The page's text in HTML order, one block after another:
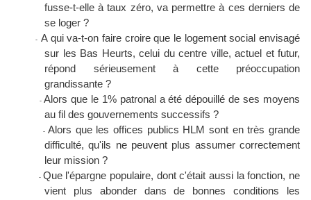
fusse-t-elle à taux zéro, va permettre à ces derniers de
se loger ?
- A qui va-t-on faire croire que le logement social envisagé
sur les Bas Heurts, celui du centre ville, actuel et futur,
répond sérieusement à cette préoccupation
grandissante ?
-Alors que le 1% patronal a été dépouillé de ses moyens
au fil des gouvernements successifs ?
- Alors que les offices publics HLM sont en très grande
difficulté, qu'ils ne peuvent plus assumer correctement
leur mission ?
- Que l'épargne populaire, dont c'était aussi la fonction, ne
vient plus abonder dans de bonnes conditions les